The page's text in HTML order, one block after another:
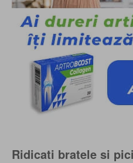
Ridicati bratele si